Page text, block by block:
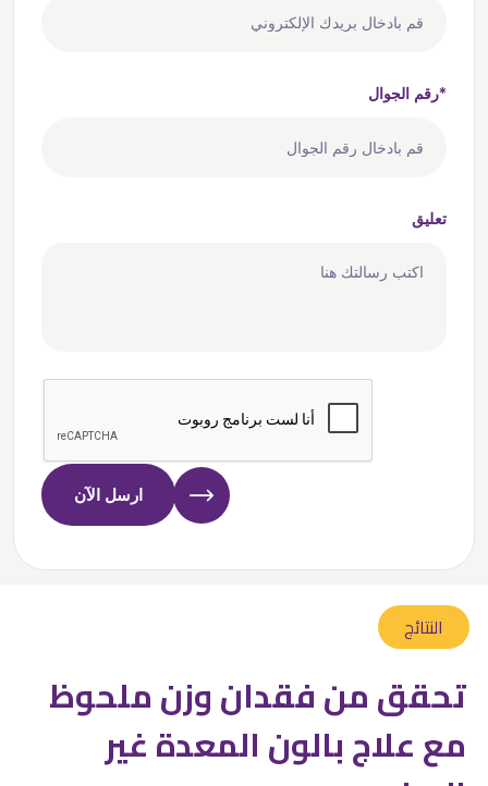
رقم الجوال*
تعليق
ارسل الآن
النتائج
تحقق من فقدان وزن ملحوظ
مع علاج بالون المعدة غير